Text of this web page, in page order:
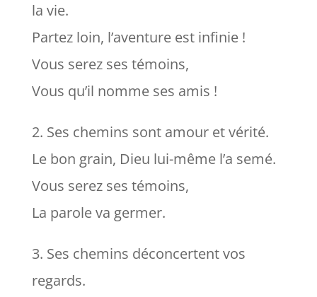
la vie.
Partez loin, l’aventure est infinie !
Vous serez ses témoins,
Vous qu’il nomme ses amis !
2. Ses chemins sont amour et vérité.
Le bon grain, Dieu lui-même l’a semé.
Vous serez ses témoins,
La parole va germer.
3. Ses chemins déconcertent vos
regards.